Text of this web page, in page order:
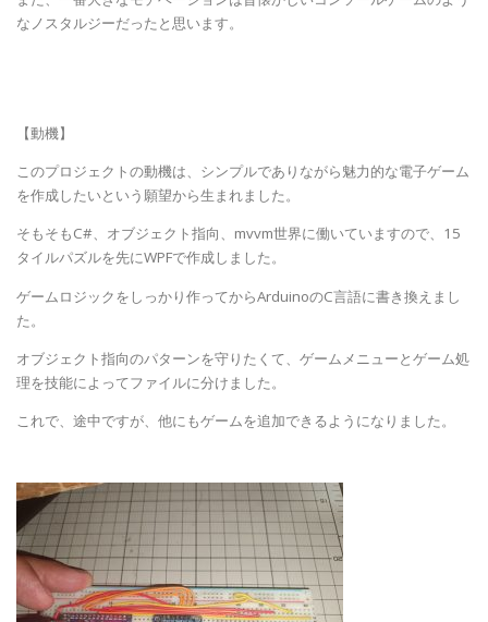
なノスタルジーだったと思います。
【動機】
このプロジェクトの動機は、シンプルでありながら魅力的な電子ゲーム
を作成したいという願望から生まれました。
そもそもC#、オブジェクト指向、mvvm世界に働いていますので、15
タイルパズルを先にWPFで作成しました。
ゲームロジックをしっかり作ってからArduinoのC言語に書き換えまし
た。
オブジェクト指向のパターンを守りたくて、ゲームメニューとゲーム処
理を技能によってファイルに分けました。
これで、途中ですが、他にもゲームを追加できるようになりました。